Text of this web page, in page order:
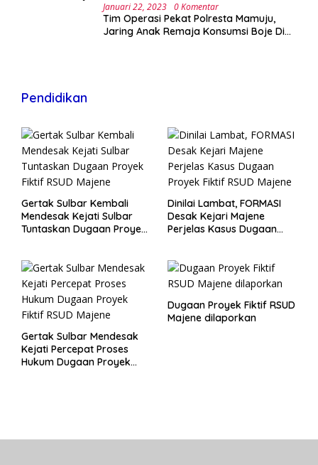
Januari 22, 2023 0 Komentar
Tim Operasi Pekat Polresta Mamuju,
Jaring Anak Remaja Konsumsi Boje Di
Pendidikan
Gertak Sulbar Kembali
Mendesak Kejati Sulbar
Tuntaskan Dugaan Proyek
Dinilai Lambat, FORMASI
Desak Kejari Majene
Perjelas Kasus Dugaan
Gertak Sulbar Mendesak
Kejati Percepat Proses
Hukum Dugaan Proyek
Dugaan Proyek Fiktif RSUD
Majene dilaporkan